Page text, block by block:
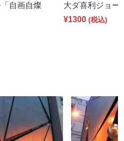
自画自燦
大ダ喜利ジョ
¥1300 (税込)